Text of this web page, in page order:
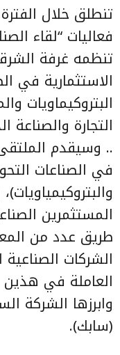
تنظمه غرفة
الاستثمارية في
البتروكيماويات
التجارة والصناعة
.. وسيقدم
في الصناعات
المستثمرين
طريق عدد من
الشركات
العاملة في هذين
وابرزها الشركة
(سابك).